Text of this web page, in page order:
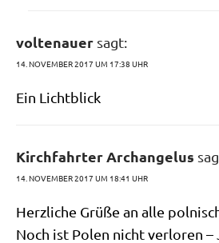
voltenauer sagt:
14. NOVEMBER 2017 UM 17:38 UHR
Ein Licht­blick
Kirchfahrter Archangelus
14. NOVEMBER 2017 UM 18:41 UHR
Herz­li­che Grü­ße an alle
Noch ist Polen nicht ver­lo­ren –